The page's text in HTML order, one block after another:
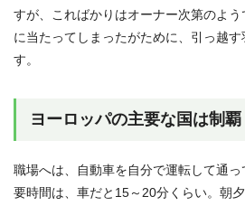
すが、こればかりはオーナー次第のよ
に当たってしまったがために、引っ越
す。
ヨーロッパの主要な国は制覇
職場へは、自動車を自分で運転して通
要時間は、車だと15～20分くらい。朝